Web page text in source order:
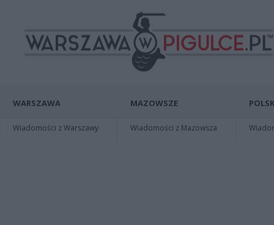
WARSZAWA
Wiadomości z Warszawy
MAZOWSZE
Wiadomości z Mazowsza